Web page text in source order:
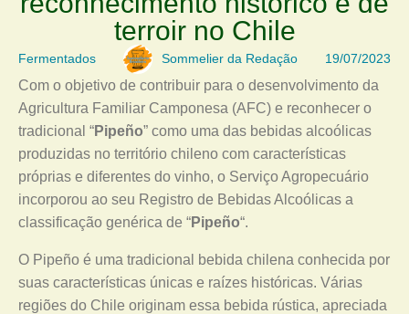
terroir no Chile
Fermentados Sommelier da Redação 19/07/2023
Com o objetivo de contribuir para o desenvolvimento da
Agricultura Familiar Camponesa (AFC) e reconhecer o
tradicional “Pipeño” como uma das bebidas alcoólicas
produzidas no território chileno com características
próprias e diferentes do vinho, o Serviço Agropecuário
incorporou ao seu Registro de Bebidas Alcoólicas a
classificação genérica de “Pipeño“.
O Pipeño é uma tradicional bebida chilena conhecida por
suas características únicas e raízes históricas. Várias
regiões do Chile originam essa bebida rústica, apreciada